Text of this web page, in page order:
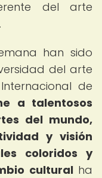
del arte
han sido
del arte
de
a talentosos
del mundo,
y visión
coloridos y
culturalha